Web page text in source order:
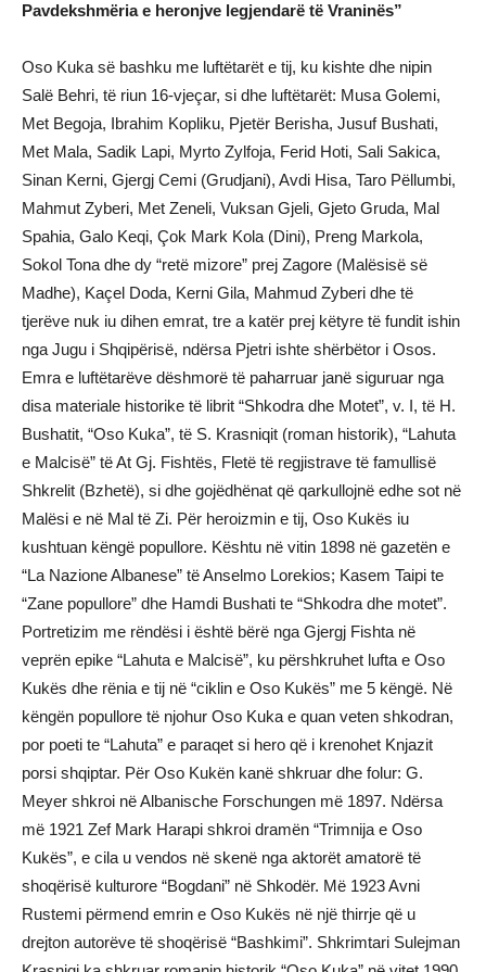
Pavdekshmëria e heronjve legjendarë të Vraninës”
Oso Kuka së bashku me luftëtarët e tij, ku kishte dhe nipin
Salë Behri, të riun 16-vjeçar, si dhe luftëtarët: Musa Golemi,
Met Begoja, Ibrahim Kopliku, Pjetër Berisha, Jusuf Bushati,
Met Mala, Sadik Lapi, Myrto Zylfoja, Ferid Hoti, Sali Sakica,
Sinan Kerni, Gjergj Cemi (Grudjani), Avdi Hisa, Taro Pëllumbi,
Mahmut Zyberi, Met Zeneli, Vuksan Gjeli, Gjeto Gruda, Mal
Spahia, Galo Keqi, Çok Mark Kola (Dini), Preng Markola,
Sokol Tona dhe dy “retë mizore” prej Zagore (Malësisë së
Madhe), Kaçel Doda, Kerni Gila, Mahmud Zyberi dhe të
tjerëve nuk iu dihen emrat, tre a katër prej këtyre të fundit ishin
nga Jugu i Shqipërisë, ndërsa Pjetri ishte shërbëtor i Osos.
Emra e luftëtarëve dëshmorë të paharruar janë siguruar nga
disa materiale historike të librit “Shkodra dhe Motet”, v. I, të H.
Bushatit, “Oso Kuka”, të S. Krasniqit (roman historik), “Lahuta
e Malcisë” të At Gj. Fishtës, Fletë të regjistrave të famullisë
Shkrelit (Bzhetë), si dhe gojëdhënat që qarkullojnë edhe sot në
Malësi e në Mal të Zi. Për heroizmin e tij, Oso Kukës iu
kushtuan këngë popullore. Kështu në vitin 1898 në gazetën e
“La Nazione Albanese” të Anselmo Lorekios; Kasem Taipi te
“Zane popullore” dhe Hamdi Bushati te “Shkodra dhe motet”.
Portretizim me rëndësi i është bërë nga Gjergj Fishta në
veprën epike “Lahuta e Malcisë”, ku përshkruhet lufta e Oso
Kukës dhe rënia e tij në “ciklin e Oso Kukës” me 5 këngë. Në
këngën popullore të njohur Oso Kuka e quan veten shkodran,
por poeti te “Lahuta” e paraqet si hero që i krenohet Knjazit
porsi shqiptar. Për Oso Kukën kanë shkruar dhe folur: G.
Meyer shkroi në Albanische Forschungen më 1897. Ndërsa
më 1921 Zef Mark Harapi shkroi dramën “Trimnija e Oso
Kukës”, e cila u vendos në skenë nga aktorët amatorë të
shoqërisë kulturore “Bogdani” në Shkodër. Më 1923 Avni
Rustemi përmend emrin e Oso Kukës në një thirrje që u
drejton autorëve të shoqërisë “Bashkimi”. Shkrimtari Sulejman